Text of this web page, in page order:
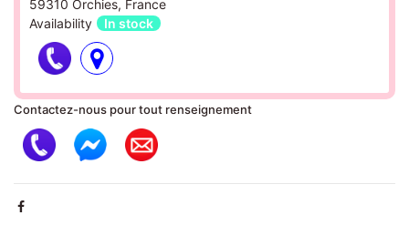
59310 Orchies, France
Availability
In stock
Contactez-nous pour tout renseignement